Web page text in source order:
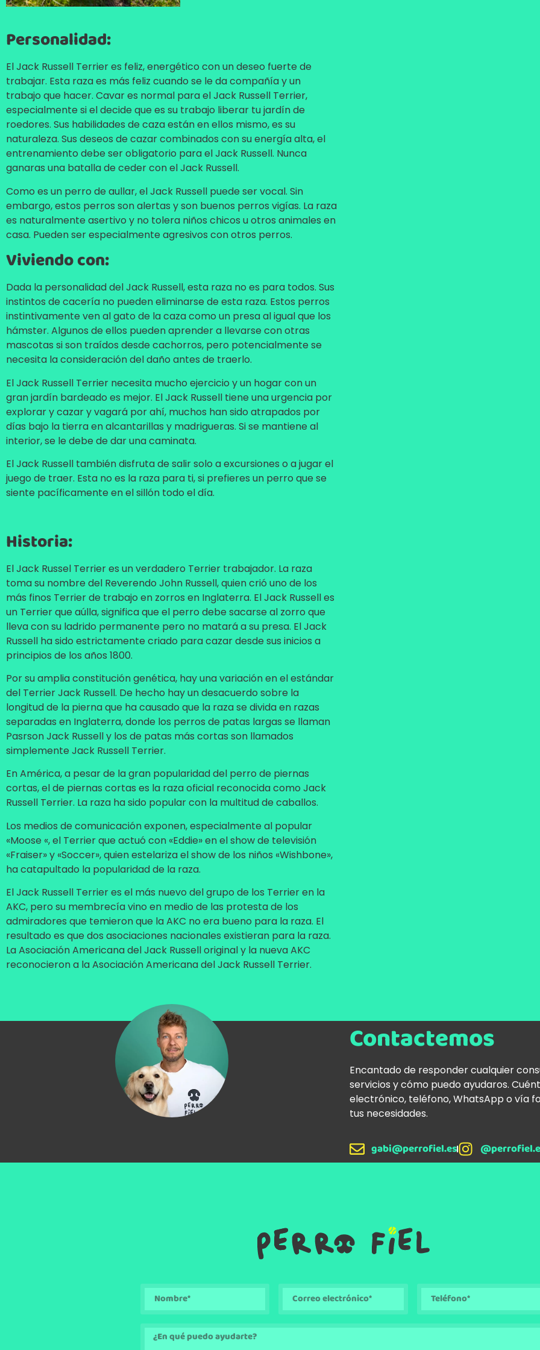
Personalidad:
El Jack Russell Terrier es feliz, energético con un deseo fuerte de
trabajar. Esta raza es más feliz cuando se le da compañía y un
trabajo que hacer. Cavar es normal para el Jack Russell Terrier,
especialmente si el decide que es su trabajo liberar tu jardín de
roedores. Sus habilidades de caza están en ellos mismo, es su
naturaleza. Sus deseos de cazar combinados con su energía alta, el
entrenamiento debe ser obligatorio para el Jack Russell. Nunca
ganaras una batalla de ceder con el Jack Russell.
Como es un perro de aullar, el Jack Russell puede ser vocal. Sin
embargo, estos perros son alertas y son buenos perros vigías. La raza
es naturalmente asertivo y no tolera niños chicos u otros animales en
casa. Pueden ser especialmente agresivos con otros perros.
Viviendo con:
Dada la personalidad del Jack Russell, esta raza no es para todos. Sus
instintos de cacería no pueden eliminarse de esta raza. Estos perros
instintivamente ven al gato de la caza como un presa al igual que los
hámster. Algunos de ellos pueden aprender a llevarse con otras
mascotas si son traídos desde cachorros, pero potencialmente se
necesita la consideración del daño antes de traerlo.
El Jack Russell Terrier necesita mucho ejercicio y un hogar con un
gran jardín bardeado es mejor. El Jack Russell tiene una urgencia por
explorar y cazar y vagará por ahí, muchos han sido atrapados por
días bajo la tierra en alcantarillas y madrigueras. Si se mantiene al
interior, se le debe de dar una caminata.
El Jack Russell también disfruta de salir solo a excursiones o a jugar el
juego de traer. Esta no es la raza para ti, si prefieres un perro que se
siente pacíficamente en el sillón todo el día.
Historia:
El Jack Russel Terrier es un verdadero Terrier trabajador. La raza
toma su nombre del Reverendo John Russell, quien crió uno de los
más finos Terrier de trabajo en zorros en Inglaterra. El Jack Russell es
un Terrier que aúlla, significa que el perro debe sacarse al zorro que
lleva con su ladrido permanente pero no matará a su presa. El Jack
Russell ha sido estrictamente criado para cazar desde sus inicios a
principios de los años 1800.
Por su amplia constitución genética, hay una variación en el estándar
del Terrier Jack Russell. De hecho hay un desacuerdo sobre la
longitud de la pierna que ha causado que la raza se divida en razas
separadas en Inglaterra, donde los perros de patas largas se llaman
Pasrson Jack Russell y los de patas más cortas son llamados
simplemente Jack Russell Terrier.
En América, a pesar de la gran popularidad del perro de piernas
cortas, el de piernas cortas es la raza oficial reconocida como Jack
Russell Terrier. La raza ha sido popular con la multitud de caballos.
Los medios de comunicación exponen, especialmente al popular
«Moose «, el Terrier que actuó con «Eddie» en el show de televisión
«Fraiser» y «Soccer», quien estelariza el show de los niños «Wishbone»,
ha catapultado la popularidad de la raza.
El Jack Russell Terrier es el más nuevo del grupo de los Terrier en la
AKC, pero su membrecía vino en medio de las protesta de los
admiradores que temieron que la AKC no era bueno para la raza. El
resultado es que dos asociaciones nacionales existieran para la raza.
La Asociación Americana del Jack Russell original y la nueva AKC
reconocieron a la Asociación Americana del Jack Russell Terrier.
Contactemos
Encantado de responder cualquier
servicios y cómo puedo ayudaros.
electrónico, teléfono, WhatsApp o vía
tus necesidades.
gabi@perrofiel.es